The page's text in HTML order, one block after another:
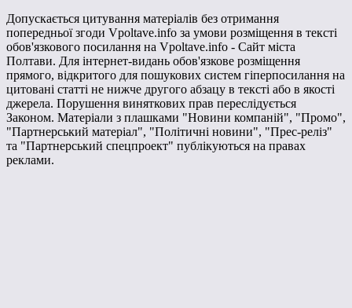
Допускається цитування матеріалів без отримання
попередньої згоди Vpoltave.info за умови розміщення в тексті
обов'язкового посилання на Vpoltave.info - Сайт міста
Полтави. Для інтернет-видань обов'язкове розміщення
прямого, відкритого для пошукових систем гіперпосилання на
цитовані статті не нижче другого абзацу в тексті або в якості
джерела. Порушення виняткових прав переслідується
Законом. Матеріали з плашками "Новини компаній", "Промо",
"Партнерський матеріал", "Політичні новини", "Прес-реліз"
та "Партнерський спецпроект" публікуються на правах
реклами.